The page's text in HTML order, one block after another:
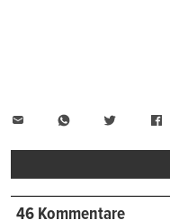
WhatsAppTwitter
46 Kommentare